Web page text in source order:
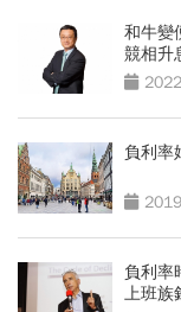
和牛變
競相升
負利率
負利率
上班族